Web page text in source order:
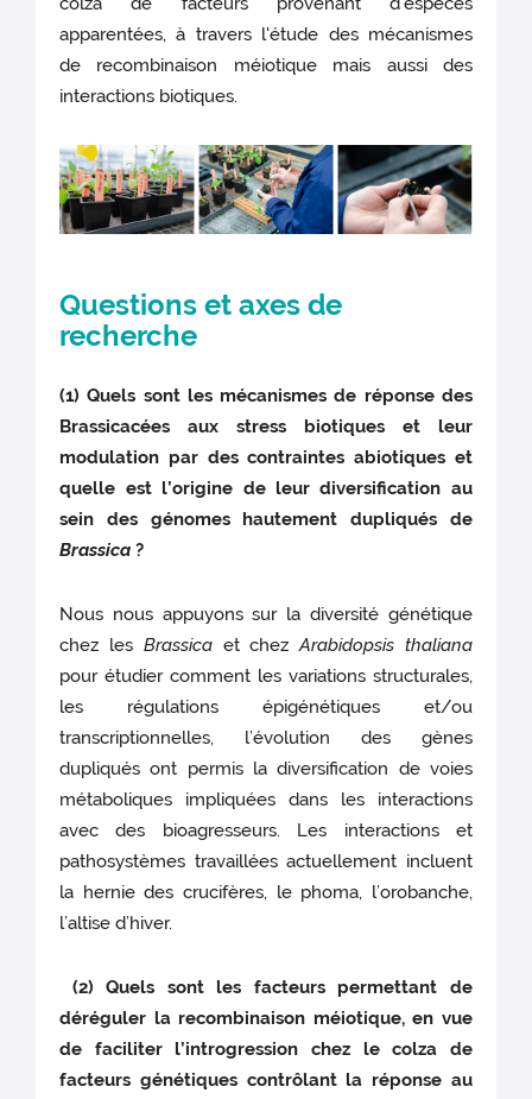
apparentées, à travers l'étude des mécanismes
de recombinaison méiotique mais aussi des
interactions biotiques.
Questions et axes de
recherche
(1) Quels sont les mécanismes de réponse des
Brassicacées aux stress biotiques et leur
modulation par des contraintes abiotiques et
quelle est l’origine de leur diversification au
sein des génomes hautement dupliqués de
Brassica?
Nous nous appuyons sur la diversité génétique
chez les Brassicaet chezArabidopsis thaliana
pour étudier comment les variations structurales,
les régulations épigénétiques et/ou
transcriptionnelles, l’évolution des gènes
dupliqués ont permis la diversification de voies
métaboliques impliquées dans les interactions
avec des bioagresseurs. Les interactions et
pathosystèmes travaillées actuellement incluent
la hernie des crucifères, le phoma, l’orobanche,
l’altise d’hiver.
(2) Quels sont les facteurs permettant de
déréguler la recombinaison méiotique, en vue
de faciliter l’introgression chez le colza de
facteurs génétiques contrôlant la réponse au